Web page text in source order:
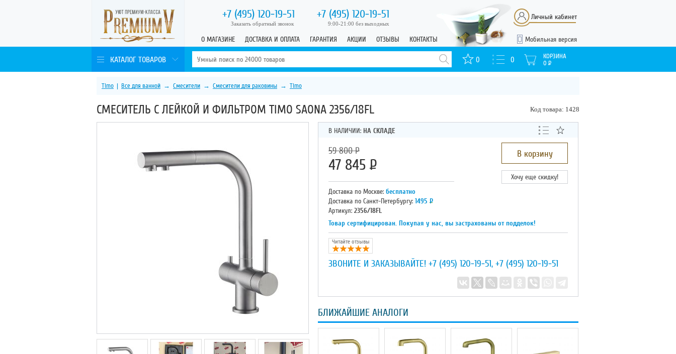
+7 (495) 120-19-51 +7 (495) 120-19-51
Заказать обратный звонок 9:00-21:00 без выходных
О МАГАЗИНЕ ДОСТАВКА И ОПЛАТА ГАРАНТИЯ АКЦИИ ОТЗЫВЫ КОНТАКТЫ Мобильная версия
Личный кабинет
КАТАЛОГ ТОВАРОВ 0 0
КОРЗИНА
0 Р
Timo | Все для ванной → Смесители → Смесители для раковины → Timo
Код товара: 1428
СМЕСИТЕЛЬ С ЛЕЙКОЙ И ФИЛЬТРОМ TIMO SAONA 2356/18FL
В НАЛИЧИИ: НА СКЛАДЕ
59 800Р
47 845 Р
В корзину
Хочу еще скидку!
Доставка по Москве: бесплатно
Доставка по Санкт-Петербургу: 1495 Р
Артикул: 2356/18FL
Товар сертифицирован. Покупая у нас, вы застрахованы от подделок!
Читайте отзывы
ЗВОНИТЕ И ЗАКАЗЫВАЙТЕ! +7 (495) 120-19-51, +7 (495) 120-19-51
БЛИЖАЙШИЕ АНАЛОГИ